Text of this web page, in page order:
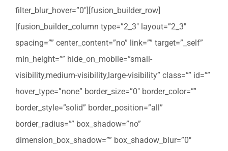
filter_blur_hover=”0″][fusion_builder_row]
[fusion_builder_column type=”2_3″ layout=”2_3″
spacing=”” center_content=”no” link=”” target=”_self”
min_height=”” hide_on_mobile=”small-
visibility,medium-visibility,large-visibility” class=”” id=””
hover_type=”none” border_size=”0″ border_color=””
border_style=”solid” border_position=”all”
border_radius=”” box_shadow=”no”
dimension_box_shadow=”” box_shadow_blur=”0″